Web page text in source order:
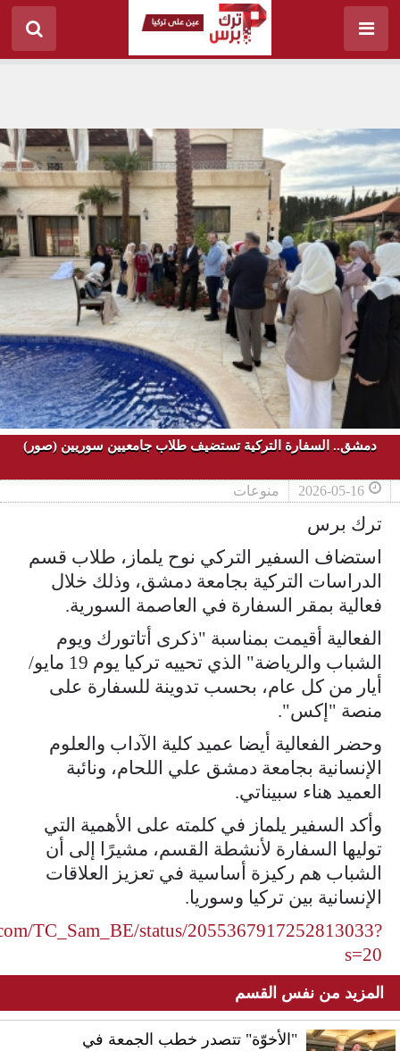
دمشق.. السفارة التركية تستضيف طلاب جامعيين سوريين (صور)
2026-05-16 منوعات
ترك برس
استضاف السفير التركي نوح يلماز، طلاب قسم
الدراسات التركية بجامعة دمشق، وذلك خلال
فعالية بمقر السفارة في العاصمة السورية.
الفعالية أقيمت بمناسبة "ذكرى أتاتورك ويوم
الشباب والرياضة" الذي تحييه تركيا يوم 19 مايو/
أيار من كل عام، بحسب تدوينة للسفارة على
منصة "إكس".
وحضر الفعالية أيضا عميد كلية الآداب والعلوم
الإنسانية بجامعة دمشق علي اللحام، ونائبة
العميد هناء سبيناتي.
وأكد السفير يلماز في كلمته على الأهمية التي
توليها السفارة لأنشطة القسم، مشيرًا إلى أن
الشباب هم ركيزة أساسية في تعزيز العلاقات
الإنسانية بين تركيا وسوريا.
TC_Sam_BE/status/2055367917252813033?
s=20
المزيد من نفس القسم
"الأخوّة" تتصدر خطب الجمعة في